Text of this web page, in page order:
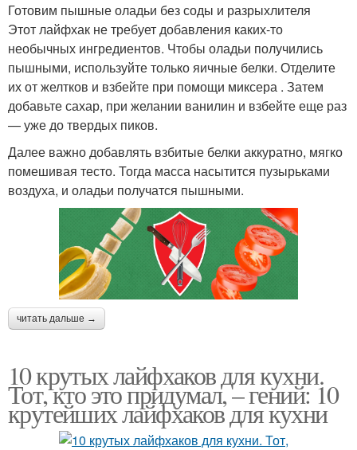
Готовим пышные оладьи без соды и разрыхлителя
Этот лайфхак не требует добавления каких-то
необычных ингредиентов. Чтобы оладьи получились
пышными, используйте только яичные белки. Отделите
их от желтков и взбейте при помощи миксера . Затем
добавьте сахар, при желании ванилин и взбейте еще раз
— уже до твердых пиков.
Далее важно добавлять взбитые белки аккуратно, мягко
помешивая тесто. Тогда масса насытится пузырьками
воздуха, и оладьи получатся пышными.
читать дальше →
10 крутых лайфхаков для кухни.
Тот, кто это придумал, – гений: 10
крутейших лайфхаков для кухни